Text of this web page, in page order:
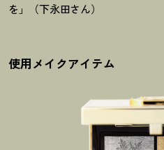
を」（下永田さん）
使用メイクアイテム